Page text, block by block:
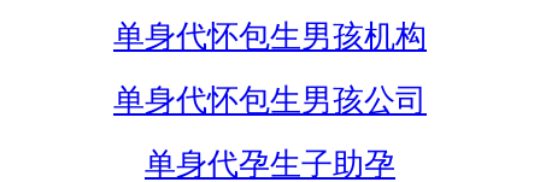
单身代怀包生男孩机构
单身代怀包生男孩公司
单身代孕生子助孕